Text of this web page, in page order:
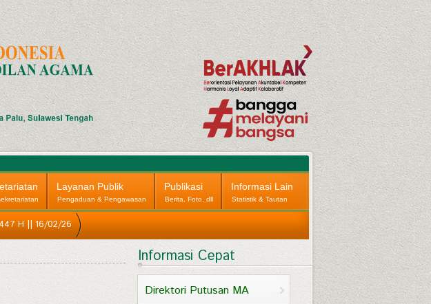
Layanan Publik
Pengaduan & Pengawasan
Publikasi
Berita, Foto, dll
Informasi Lain
Statistik & Tautan
H || 16/02/26
Informasi Cepat
Direktori Putusan MA